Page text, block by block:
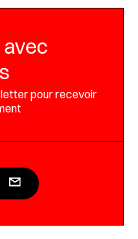
avec
pour recevoir